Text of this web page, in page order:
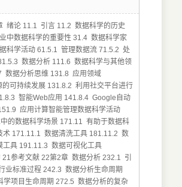
绪论 11.1 引言 11.2 数据科学的历史
中数据科学的重要性 31.4 数据科学家
科学活动 61.5.1 管理数据流 71.5.2 处
数据分析 111.6 数据科学与其他领
数据分析思维 131.8 应用领域
可持续发展 131.8.2 利用社交平台进行
智能Web应用 141.8.4 Google自动
应用计算智能管理数据科学活动
的数据科学场景 171.11 有助于数据科
术 171.11.1 数据清洗工具 181.11.2 数
工具 191.11.3 数据可视化工具
参考文献 22第2章 数据分析 232.1 引
业标准过程 242.3 数据分析生命周期
学项目生命周期 272.5 数据分析的复杂